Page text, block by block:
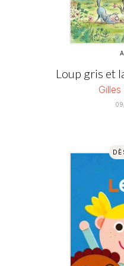
Loup gris et